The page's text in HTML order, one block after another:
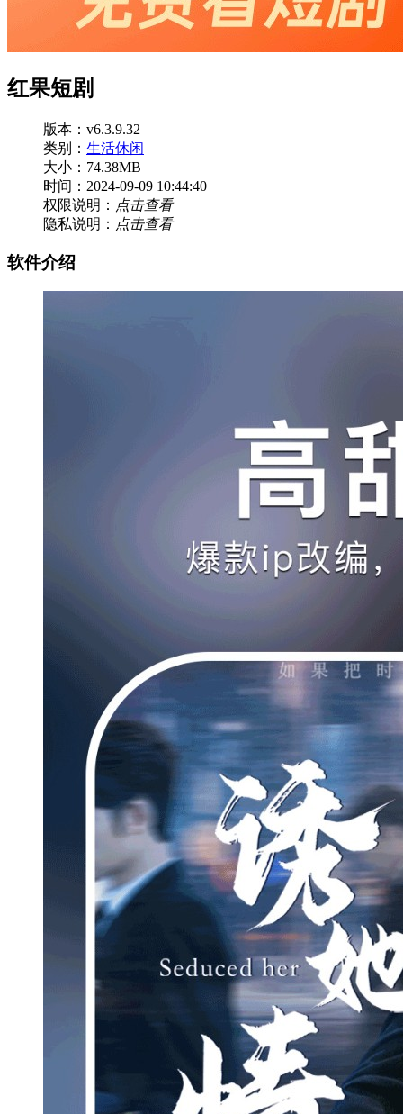
红果短剧
版本：v6.3.9.32
类别： 生活休闲
大小：74.38MB
时间：2024-09-09 10:44:40
权限说明： 点击查看
隐私说明： 点击查看
软件介绍